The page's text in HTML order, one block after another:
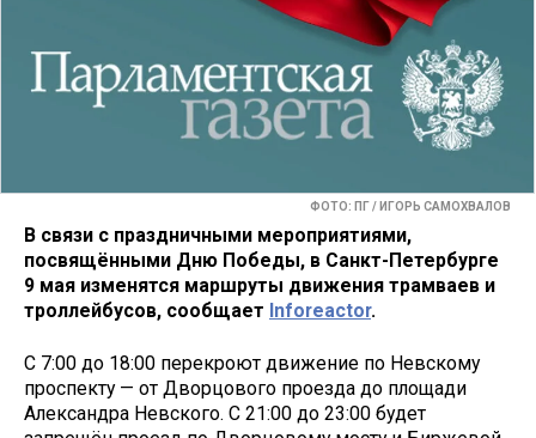
ФОТО: ПГ / ИГОРЬ САМОХВАЛОВ
В связи с праздничными мероприятиями,
посвящёнными Дню Победы, в Санкт-Петербурге
9 мая изменятся маршруты движения трамваев и
троллейбусов, сообщает Inforeactor.
С 7:00 до 18:00 перекроют движение по Невскому
проспекту — от Дворцового проезда до площади
Александра Невского. С 21:00 до 23:00 будет